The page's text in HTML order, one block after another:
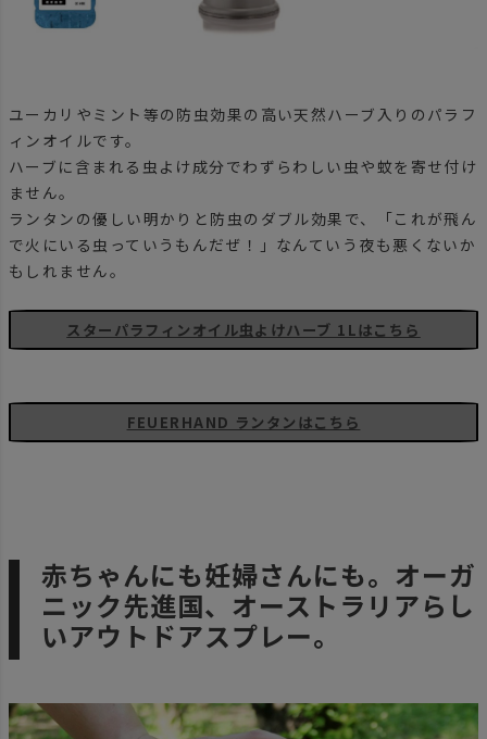
ユーカリやミント等の防虫効果の高い天然ハーブ入りのパラフ
ィンオイルです。
ハーブに含まれる虫よけ成分でわずらわしい虫や蚊を寄せ付け
ません。
ランタンの優しい明かりと防虫のダブル効果で、「これが飛ん
で火にいる虫っていうもんだぜ！」なんていう夜も悪くないか
もしれません。
スターパラフィンオイル虫よけハーブ 1Lはこちら
FEUERHAND ランタンはこちら
赤ちゃんにも妊婦さんにも。オーガ
ニック先進国、オーストラリアらし
いアウトドアスプレー。